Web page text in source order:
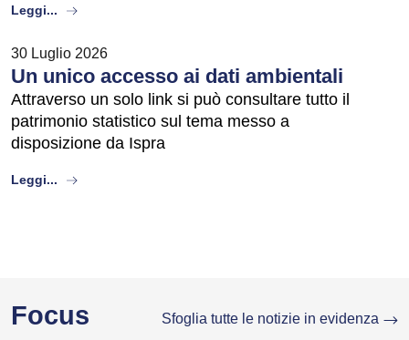
Leggi... about
30 Luglio 2026
Un unico accesso ai dati ambientali
Attraverso un solo link si può consultare tutto il
patrimonio statistico sul tema messo a
disposizione da Ispra
Leggi... about
Focus Sfoglia tutte le notizie in evidenza